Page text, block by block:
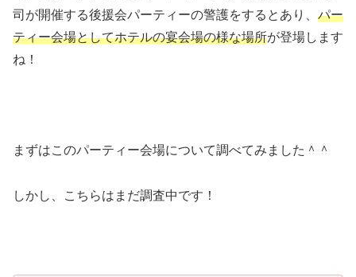
司が開催する後援会パーティーの警護をするとあり、 パー
ティー会場としてホテルの宴会場の様な場所が登場します
ね！
まずはこのパーティー会場について調べてみました＾＾
しかし、こちらはまだ調査中です！